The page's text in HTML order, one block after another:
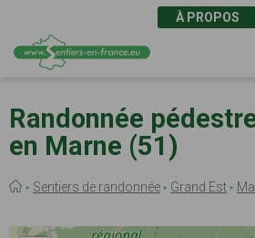
au
contenu
principal
À PROPOS
Randonnée
en Marne (51)
Fil
Sentiers de randonnée Grand Est